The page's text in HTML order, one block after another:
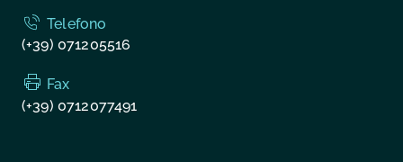
Telefono
(+39) 071205516
Fax
(+39) 0712077491